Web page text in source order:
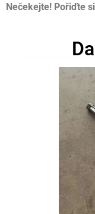
Nečekejte! Pořiďte